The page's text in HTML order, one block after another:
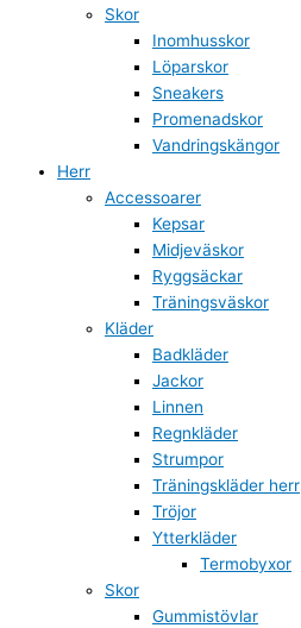
Skor
Inomhusskor
Löparskor
Sneakers
Promenadskor
Vandringskängor
Herr
Accessoarer
Kepsar
Midjeväskor
Ryggsäckar
Träningsväskor
Kläder
Badkläder
Jackor
Linnen
Regnkläder
Strumpor
Träningskläder herr
Tröjor
Ytterkläder
Termobyxor
Skor
Gummistövlar